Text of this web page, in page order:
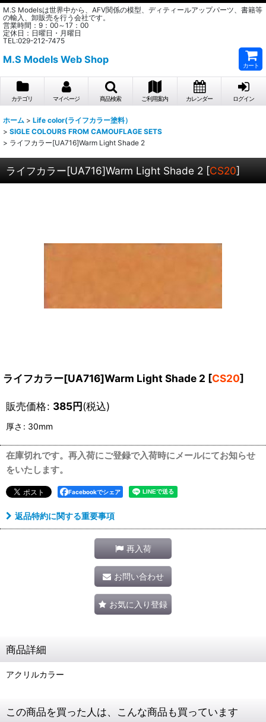
M.S Modelsは世界中から、AFV関係の模型、ディティールアップパーツ、書籍等
の輸入、卸販売を行う会社です。
営業時間：9：00～17：00
定休日：日曜日・月曜日
TEL:029-212-7475
M.S Models Web Shop
カート
カテゴリ マイページ 商品検索 ご利用案内 カレンダー ログイン
ホーム > Life color(ライフカラー塗料）
> SIGLE COLOURS FROM CAMOUFLAGE SETS
> ライフカラー[UA716]Warm Light Shade 2
ライフカラー[UA716]Warm Light Shade 2 [CS20]
ライフカラー[UA716]Warm Light Shade 2 [CS20]
販売価格: 385円(税込)
厚さ : 30mm
在庫切れです。再入荷にご登録で入荷時にメールにてお知らせ
をいたします。
Facebookでシェア
返品特約に関する重要事項
再入荷
お問い合わせ
お気に入り登録
商品詳細
アクリルカラー
この商品を買った人は、こんな商品も買っています